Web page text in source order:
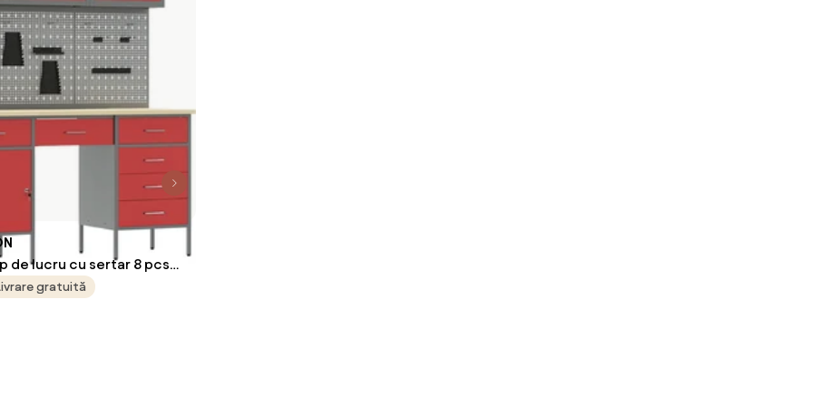
de lucru cu sertar 8 pcs
și oțel
gratuită